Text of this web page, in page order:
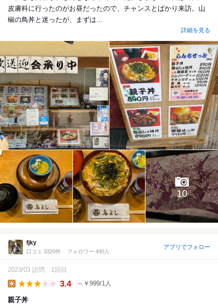
皮膚科に行ったのがお昼だったので、チャンスとばかり来訪。山
椒の鳥丼と迷ったが、まずは...
詳細を見る
10
fjky
口コミ 3320件 フォロワー 490人
アプリでフォロー
2023/03 訪問 1回目
3.4 ～￥999/1人
親子丼